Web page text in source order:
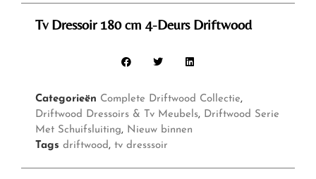
Tv Dressoir 180 cm 4-Deurs Driftwood
Categorieën Complete Driftwood Collectie,
Driftwood Dressoirs & Tv Meubels, Driftwood Serie
Met Schuifsluiting, Nieuw binnen
Tags driftwood, tv dresssoir